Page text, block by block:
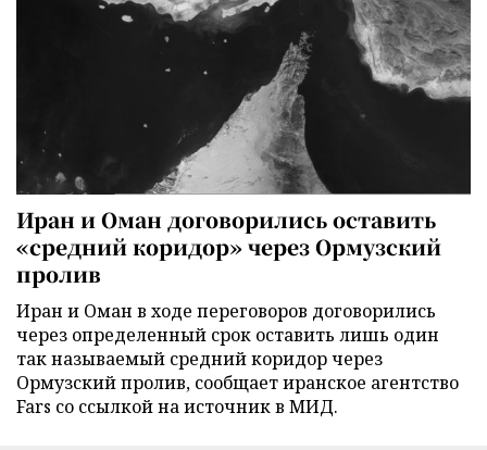
Иран и Оман договорились оставить
«средний коридор» через Ормузский
пролив
Иран и Оман в ходе переговоров договорились
через определенный срок оставить лишь один
так называемый средний коридор через
Ормузский пролив, сообщает иранское агентство
Fars со ссылкой на источник в МИД.